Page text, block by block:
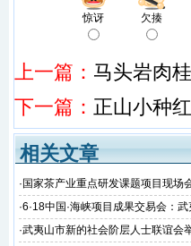
惊讶 欠揍
上一篇： 马头岩肉
下一篇： 正山小种
相关文章
· 国家茶产业重点研发课题项目现场
·6·18中国·海峡项目成果交易会：
金额51.38亿
·武夷山市新的社会阶层人士联谊会